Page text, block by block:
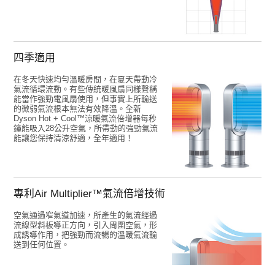
四季適用
在冬天快速均勻溫暖房間，在夏天帶動冷
氣流循環流動。有些傳統暖風扇同樣聲稱
能當作強勁電風扇使用，但事實上所輸送
的微弱氣流根本無法有效降溫。全新
Dyson Hot + Cool™涼暖氣流倍增器每秒
鐘能吸入28公升空氣，所帶動的強勁氣流
能讓您保持清涼舒適，全年適用！
專利Air Multiplier™氣流倍增技術
空氣通過窄氣道加速，所產生的氣流經過
流線型斜板導正方向，引入周圍空氣，形
成誘導作用，把強勁而流暢的溫暖氣流輸
送到任何位置。